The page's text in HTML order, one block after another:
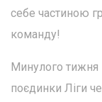
себе частиною
команду!
Минулого тижня
поєдинки Ліги